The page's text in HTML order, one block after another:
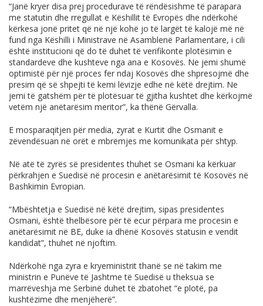
“Janë kryer disa prej procedurave të rëndësishme të parapara
me statutin dhe rregullat e Këshillit të Evropës dhe ndërkohë
kërkesa jonë pritet që në një kohë jo të largët të kalojë më në
fund nga Këshilli i Ministrave në Asamblenë Parlamentare, i cili
është institucioni që do të duhet të verifikonte plotësimin e
standardeve dhe kushteve nga ana e Kosovës. Ne jemi shumë
optimistë për një proces fer ndaj Kosovës dhe shpresojmë dhe
presim që së shpejti të kemi lëvizje edhe në këtë drejtim. Ne
jemi të gatshëm për të plotësuar të gjitha kushtet dhe kërkojmë
vetëm një anëtarësim meritor”, ka thënë Gërvalla.
E mosparaqitjen për media, zyrat e Kurtit dhe Osmanit e
zëvendësuan në orët e mbrëmjes me komunikata për shtyp.
Në atë të zyrës së presidentes thuhet se Osmani ka kërkuar
përkrahjen e Suedisë në procesin e anëtarësimit të Kosovës në
Bashkimin Evropian.
“Mbështetja e Suedisë në këtë drejtim, sipas presidentes
Osmani, është thelbësore për të ecur përpara me procesin e
anëtarësimit në BE, duke ia dhënë Kosovës statusin e vendit
kandidat”, thuhet në njoftim.
Ndërkohë nga zyra e kryeministrit thanë se në takim me
ministrin e Punëve të Jashtme të Suedisë u theksua se
marrëveshja me Serbinë duhet të zbatohet “e plotë, pa
kushtëzime dhe menjëherë”.